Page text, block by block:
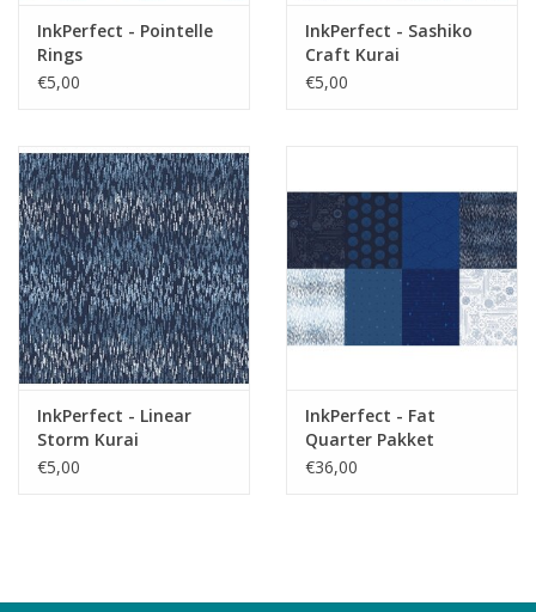
InkPerfect - Pointelle
Rings
€5,00
InkPerfect - Sashiko
Craft Kurai
€5,00
InkPerfect - Linear
Storm Kurai
€5,00
InkPerfect - Fat
Quarter Pakket
€36,00